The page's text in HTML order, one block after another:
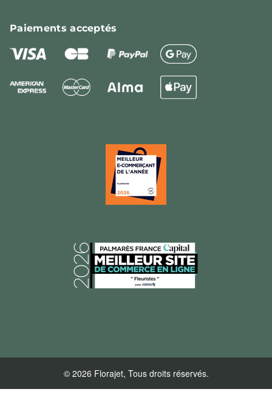
Paiementsacceptés
© 2026 Florajet, Tous droits réservés.